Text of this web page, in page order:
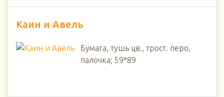
Каин и Авель
Бумага, тушь цв., трост. перо,
палочка; 59*89